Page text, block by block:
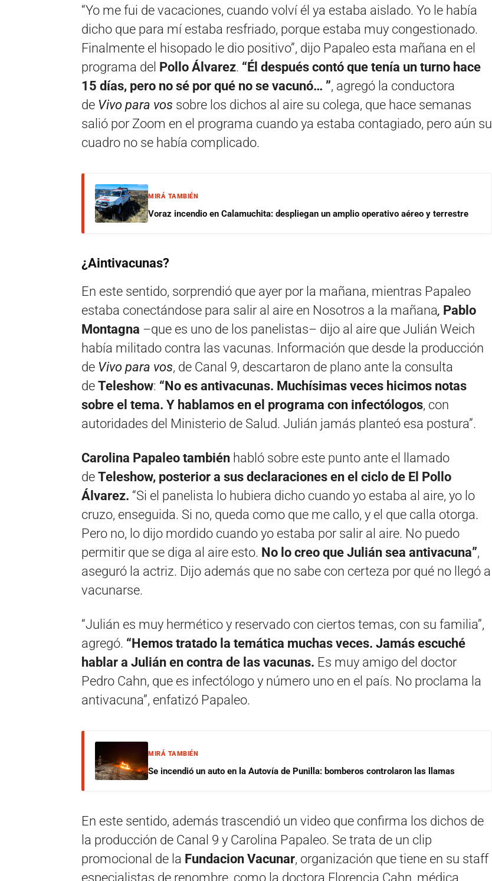
“Yo me fui de vacaciones, cuando volví él ya estaba aislado. Yo le había
dicho que para mí estaba resfriado, porque estaba muy congestionado.
Finalmente el hisopado le dio positivo”, dijo Papaleo esta mañana en el
programa del Pollo Álvarez. “Él después contó que tenía un turno hace
15 días, pero no sé por qué no se vacunó… ”, agregó la conductora
de Vivo para vos sobre los dichos al aire su colega, que hace semanas
salió por Zoom en el programa cuando ya estaba contagiado, pero aún su
cuadro no se había complicado.
MIRÁ TAMBIÉN
Voraz incendio en Calamuchita: despliegan un amplio operativo aéreo y terrestre
¿Aintivacunas?
En este sentido, sorprendió que ayer por la mañana, mientras Papaleo
estaba conectándose para salir al aire en Nosotros a la mañana, Pablo
Montagna –que es uno de los panelistas– dijo al aire que Julián Weich
había militado contra las vacunas. Información que desde la producción
de Vivo para vos, de Canal 9, descartaron de plano ante la consulta
de Teleshow: “No es antivacunas. Muchísimas veces hicimos notas
sobre el tema. Y hablamos en el programa con infectólogos, con
autoridades del Ministerio de Salud. Julián jamás planteó esa postura”.
Carolina Papaleo también habló sobre este punto ante el llamado
de Teleshow, posterior a sus declaraciones en el ciclo de El Pollo
Álvarez. “Si el panelista lo hubiera dicho cuando yo estaba al aire, yo lo
cruzo, enseguida. Si no, queda como que me callo, y el que calla otorga.
Pero no, lo dijo mordido cuando yo estaba por salir al aire. No puedo
permitir que se diga al aire esto. No lo creo que Julián sea antivacuna”,
aseguró la actriz. Dijo además que no sabe con certeza por qué no llegó a
vacunarse.
“Julián es muy hermético y reservado con ciertos temas, con su familia”,
agregó. “Hemos tratado la temática muchas veces. Jamás escuché
hablar a Julián en contra de las vacunas. Es muy amigo del doctor
Pedro Cahn, que es infectólogo y número uno en el país. No proclama la
antivacuna”, enfatizó Papaleo.
MIRÁ TAMBIÉN
Se incendió un auto en la Autovía de Punilla: bomberos controlaron las llamas
En este sentido, además trascendió un video que confirma los dichos de
la producción de Canal 9 y Carolina Papaleo. Se trata de un clip
promocional de la Fundacion Vacunar, organización que tiene en su staff
especialistas de renombre, como la doctora Florencia Cahn, médica